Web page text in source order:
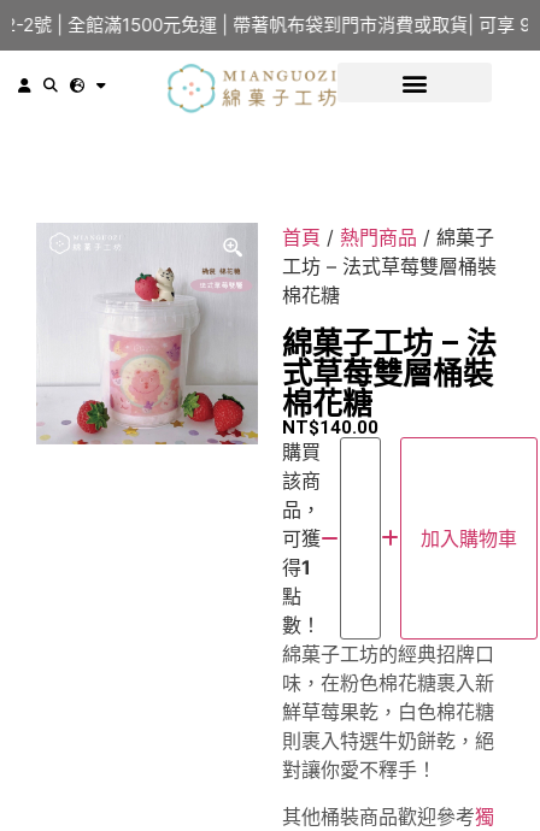
| 全館滿1500元免運 | 帶著帆布袋到門市消費或取貨| 可享 95 折
首頁 / 熱門商品 / 綿菓子
工坊 – 法式草莓雙層桶裝
棉花糖
綿菓子工坊 – 法
式草莓雙層桶裝
棉花糖
NT$140.00
購買
該商
品，
可獲
得1
點
數！
加入購物車
綿菓子工坊的經典招牌口
味，在粉色棉花糖裹入新
鮮草莓果乾，白色棉花糖
則裹入特選牛奶餅乾，絕
對讓你愛不釋手！
其他桶裝商品歡迎參考獨